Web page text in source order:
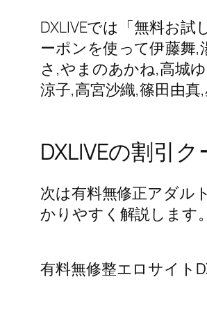
DXLIVEでは「無料お
ーポンを使って伊藤舞,
さ,やまのあかね,高城
涼子,高宮沙織,篠田由
DXLIVEの割引
次は有料無修正アダル
かりやすく解説します。
有料無修整エロサイト